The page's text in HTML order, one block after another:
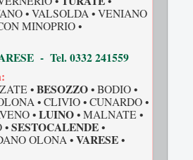
• VALSOLDA • VENIANO
MINOPRIO •
- Tel. 0332 241559
• BESOZZO • BODIO •
• CLIVIO • CUNARDO •
• LUINO • MALNATE •
• SESTOCALENDE •
OLONA • VARESE •